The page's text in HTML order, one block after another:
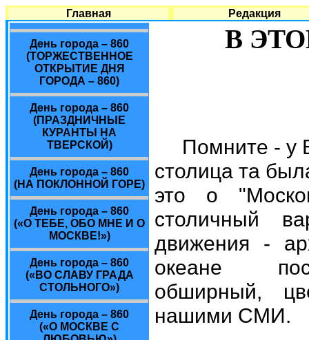
Главная Редакция
День города – 860
(ТОРЖЕСТВЕННОЕ
ОТКРЫТИЕ ДНЯ
ГОРОДА – 860)
День города – 860
(ПРАЗДНИЧНЫЕ
КУРАНТЫ НА
ТВЕРСКОЙ)
День города – 860
(НА ПОКЛОННОЙ ГОРЕ)
День города – 860
(«О ТЕБЕ, ОБО МНЕ И О
МОСКВЕ!»)
День города – 860
(«ВО СЛАВУ ГРАДА
СТОЛЬНОГО»)
День города – 860
(«О МОСКВЕ С
В
Помните - у
столица та
это о
столичный
движения -
океане
обширный,
нашими СМИ.